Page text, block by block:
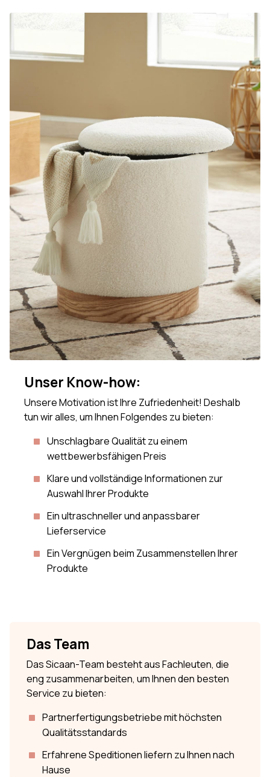
Unser Know-how:
Unsere Motivation ist Ihre Zufriedenheit! Deshalb
tun wir alles, um Ihnen Folgendes zu bieten:
Unschlagbare Qualität zu einem
wettbewerbsfähigen Preis
Klare und vollständige Informationen zur
Auswahl Ihrer Produkte
Ein ultraschneller und anpassbarer
Lieferservice
Ein Vergnügen beim Zusammenstellen Ihrer
Produkte
Das Team
Das Sicaan-Team besteht aus Fachleuten, die
eng zusammenarbeiten, um Ihnen den besten
Service zu bieten:
Partnerfertigungsbetriebe mit höchsten
Qualitätsstandards
Erfahrene Speditionen liefern zu Ihnen nach
Hause